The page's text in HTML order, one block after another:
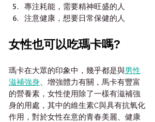
專注耗能，需要精神旺盛的人
注意健康，想要日常保健的人
女性也可以吃瑪卡嗎?
瑪卡在大眾的印象中，幾乎都是與男性
滋補強身、增強體力有關，馬卡有豐富
的營養素，女性使用除了一樣有滋補強
身的用處，其中的維生素C與具有抗氧化
作用，對於女性在意的青春美麗、健康